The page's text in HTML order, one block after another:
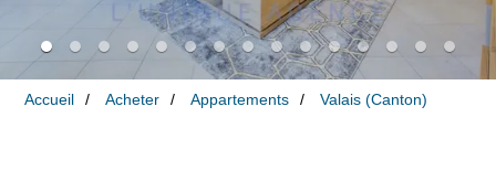
Accueil Acheter Appartements Valais (Canton)